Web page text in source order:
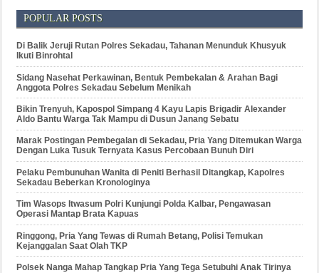
POPULAR POSTS
Di Balik Jeruji Rutan Polres Sekadau, Tahanan Menunduk Khusyuk
Ikuti Binrohtal
Sidang Nasehat Perkawinan, Bentuk Pembekalan & Arahan Bagi
Anggota Polres Sekadau Sebelum Menikah
Bikin Trenyuh, Kapospol Simpang 4 Kayu Lapis Brigadir Alexander
Aldo Bantu Warga Tak Mampu di Dusun Janang Sebatu
Marak Postingan Pembegalan di Sekadau, Pria Yang Ditemukan Warga
Dengan Luka Tusuk Ternyata Kasus Percobaan Bunuh Diri
Pelaku Pembunuhan Wanita di Peniti Berhasil Ditangkap, Kapolres
Sekadau Beberkan Kronologinya
Tim Wasops Itwasum Polri Kunjungi Polda Kalbar, Pengawasan
Operasi Mantap Brata Kapuas
Ringgong, Pria Yang Tewas di Rumah Betang, Polisi Temukan
Kejanggalan Saat Olah TKP
Polsek Nanga Mahap Tangkap Pria Yang Tega Setubuhi Anak Tirinya